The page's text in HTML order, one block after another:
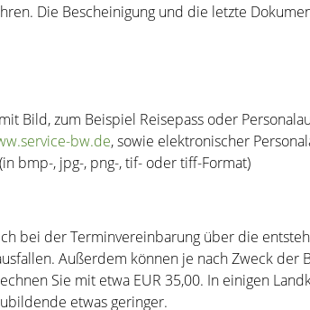
Die Bescheinigung und die letzte
Bild, zum Beispiel Reisepass oder
bw.de, sowie elektronischer
bmp-, jpg-, png-, tif- oder tiff-Format)
bei der Terminvereinbarung über die
Außerdem können je nach Zweck der
Sie mit etwa EUR 35,00. In einigen
etwas geringer.